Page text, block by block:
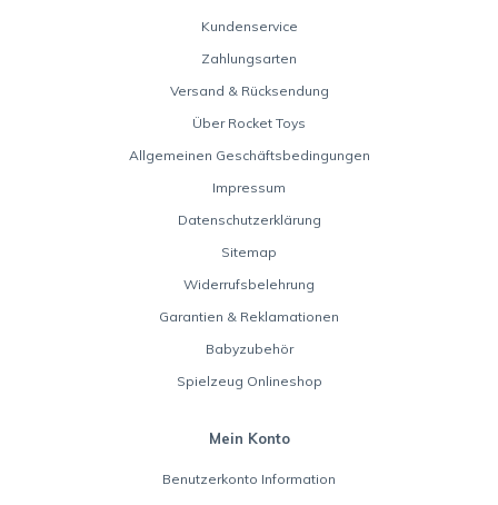
Kundenservice
Zahlungsarten
Versand & Rücksendung
Über Rocket Toys
Allgemeinen Geschäftsbedingungen
Impressum
Datenschutzerklärung
Sitemap
Widerrufsbelehrung
Garantien & Reklamationen
Babyzubehör
Spielzeug Onlineshop
Mein Konto
Benutzerkonto Information